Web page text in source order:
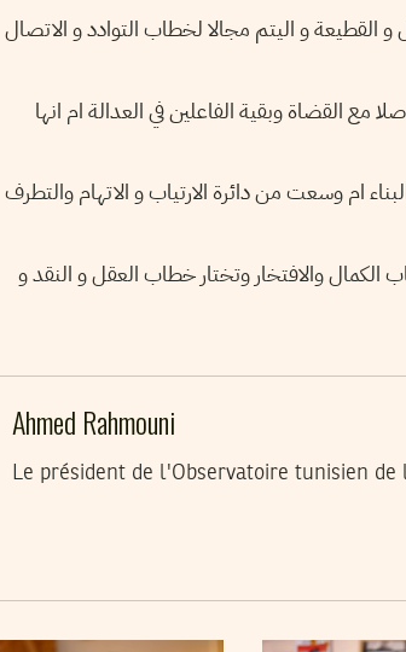
القطيعة و اليتم مجالا لخطاب التوادد و الاتصال
القضاة وبقية الفاعلين في العدالة ام انها
ام وسعت من دائرة الارتياب و الاتهام والتطرف
والافتخار وتختار خطاب العقل و النقد و
Ahmed Rahmouni
Le président de l'Observatoire tunisien